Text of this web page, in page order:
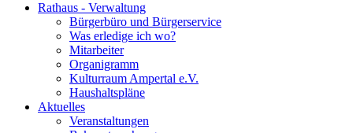
Rathaus - Verwaltung
Bürgerbüro und Bürgerservice
Was erledige ich wo?
Mitarbeiter
Organigramm
Kulturraum Ampertal e.V.
Haushaltspläne
Aktuelles
Veranstaltungen